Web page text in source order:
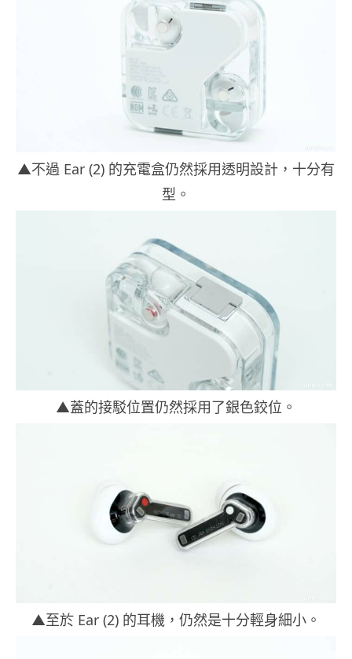
▲不過 Ear (2) 的充電盒仍然採用透明設計，十分有
型。
▲蓋的接駁位置仍然採用了銀色鉸位。
▲至於 Ear (2) 的耳機，仍然是十分輕身細小。